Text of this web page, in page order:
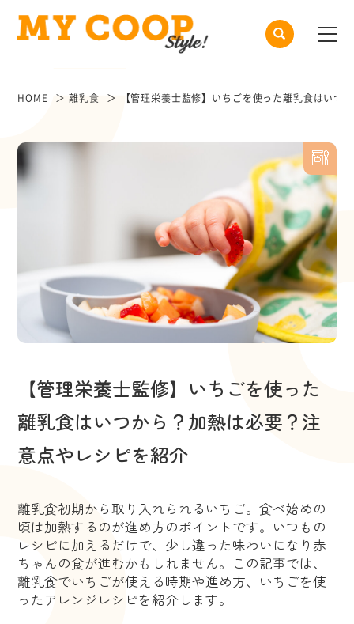
HOME 離乳食 【管理栄養士監修】いちごを使った離乳食はいつ
【管理栄養士監修】いちごを使った
離乳食はいつから？加熱は必要？注
意点やレシピを紹介
離乳食初期から取り入れられるいちご。食べ始めの
頃は加熱するのが進め方のポイントです。いつもの
レシピに加えるだけで、少し違った味わいになり赤
ちゃんの食が進むかもしれません。この記事では、
離乳食でいちごが使える時期や進め方、いちごを使
ったアレンジレシピを紹介します。